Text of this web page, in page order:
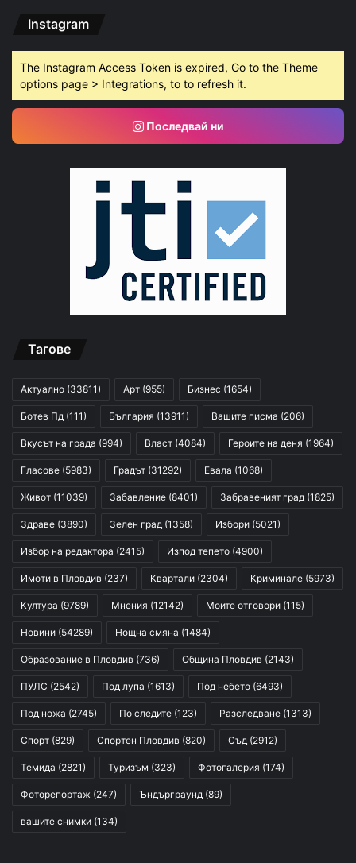
Instagram
The Instagram Access Token is expired, Go to the Theme
options page > Integrations, to to refresh it.
Последвай ни
Тагове
Актуално (33811) Арт (955) Бизнес (1654)
Ботев Пд (111) България (13911) Вашите писма (206)
Вкусът на града (994) Власт (4084) Героите на деня (1964)
Гласове (5983) Градът (31292) Евала (1068)
Живот (11039) Забавление (8401) Забравеният град (1825)
Здраве (3890) Зелен град (1358) Избори (5021)
Избор на редактора (2415) Изпод тепето (4900)
Имоти в Пловдив (237) Квартали (2304) Криминале (5973)
Култура (9789) Мнения (12142) Моите отговори (115)
Новини (54289) Нощна смяна (1484)
Образование в Пловдив (736) Община Пловдив (2143)
ПУЛС (2542) Под лупа (1613) Под небето (6493)
Под ножа (2745) По следите (123) Разследване (1313)
Спорт (829) Спортен Пловдив (820) Съд (2912)
Темида (2821) Туризъм (323) Фотогалерия (174)
Фоторепортаж (247) Ъндърграунд (89)
вашите снимки (134)